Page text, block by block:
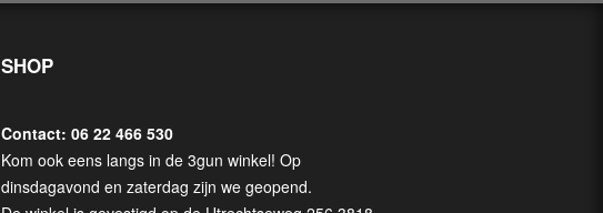
SHOP
Contact: 06 22 466 530
Kom ook eens langs in de 3gun winkel! Op
dinsdagavond en zaterdag zijn we geopend.